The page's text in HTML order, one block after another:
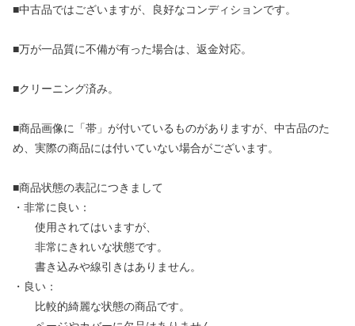
■中古品ではございますが、良好なコンディションです。
■万が一品質に不備が有った場合は、返金対応。
■クリーニング済み。
■商品画像に「帯」が付いているものがありますが、中古品のた
め、実際の商品には付いていない場合がございます。
■商品状態の表記につきまして
・非常に良い：
使用されてはいますが、
非常にきれいな状態です。
書き込みや線引きはありません。
・良い：
比較的綺麗な状態の商品です。